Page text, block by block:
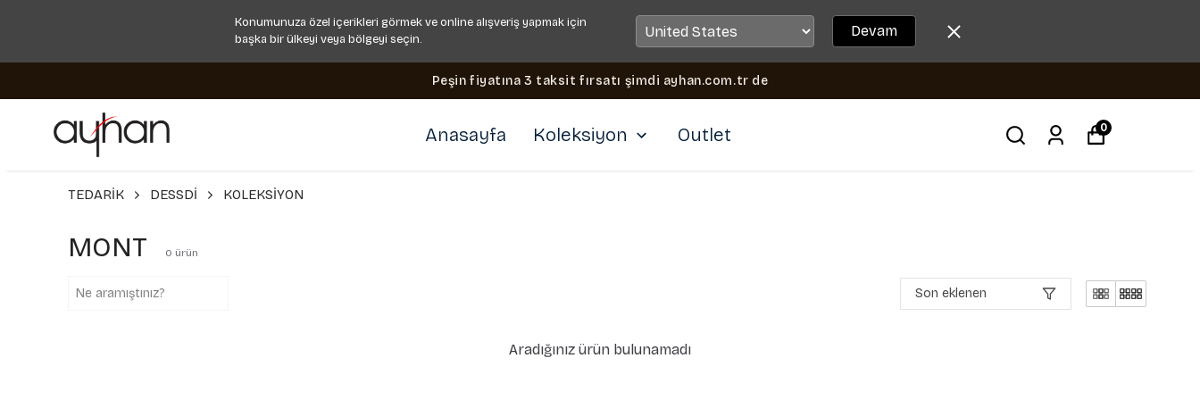
Konumunuza özel içerikleri görmek ve online alışveriş yapmak için
başka bir ülkeyi veya bölgeyi seçin.
Devam
Peşin fiyatına 3 taksit fırsatı şimdi ayhan.com.tr de
Anasayfa Koleksiyon Outlet 0
TEDARİK DESSDİ KOLEKSİYON
MONT 0 ürün
Son eklenen
Aradığınız ürün bulunamadı